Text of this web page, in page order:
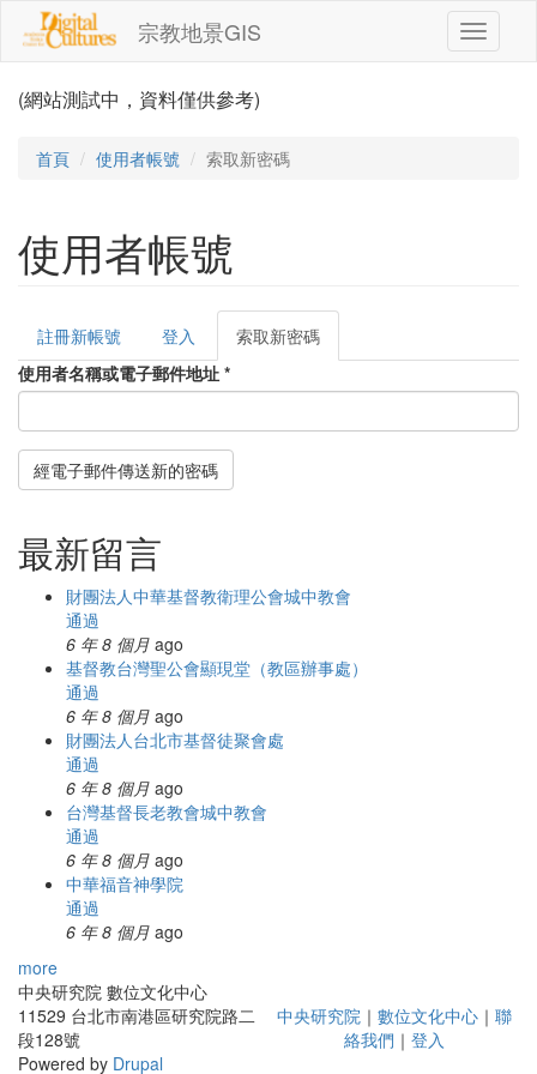
移至主內容
宗教地景GIS
Toggle
(網站測試中，資料僅供參考)
首頁 使用者帳號 索取新密碼
使用者帳號
主要索引標籤
註冊新帳號 登入 索取新密碼
籤)
使用者名稱或電子郵件地址 *
經電子郵件傳送新的密碼
最新留言
財團法人中華基督教衛理公會城中教會
通過
6 年 8 個月 ago
基督教台灣聖公會顯現堂（教區辦事處）
通過
6 年 8 個月 ago
財團法人台北市基督徒聚會處
通過
6 年 8 個月 ago
台灣基督長老教會城中教會
通過
6 年 8 個月 ago
中華福音神學院
通過
6 年 8 個月 ago
more
中央研究院 數位文化中心
11529 台北市南港區研究院路二
段128號
中央研究院｜ 數位文化中心｜ 聯
絡我們 ｜ 登入
Powered by Drupal